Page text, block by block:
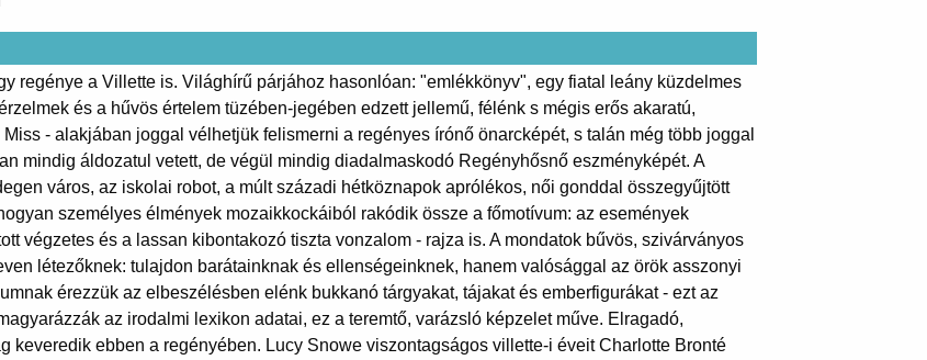
regénye a Villette is. Világhírű párjához hasonlóan: "emlékkönyv", egy fiatal leány küzdelmes
és a hűvös értelem tüzében-jegében edzett jellemű, félénk s mégis erős akaratú,
- alakjában joggal vélhetjük felismerni a regényes írónő önarcképét, s talán még több joggal
mindig áldozatul vetett, de végül mindig diadalmaskodó Regényhősnő eszményképét. A
város, az iskolai robot, a múlt századi hétköznapok aprólékos, női gonddal összegyűjtött
személyes élmények mozaikkockáiból rakódik össze a főmotívum: az események
végzetes és a lassan kibontakozó tiszta vonzalom - rajza is. A mondatok bűvös, szivárványos
létezőknek: tulajdon barátainknak és ellenségeinknek, hanem valósággal az örök asszonyi
érezzük az elbeszélésben elénk bukkanó tárgyakat, tájakat és emberfigurákat - ezt az
az irodalmi lexikon adatai, ez a teremtő, varázsló képzelet műve. Elragadó,
keveredik ebben a regényében. Lucy Snowe viszontagságos villette-i éveit Charlotte Bronté